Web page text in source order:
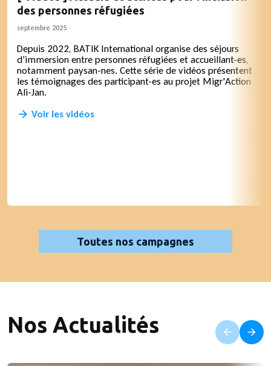
des personnes réfugiées
septembre 2025
Depuis 2022, BATIK International organise des séjours
d’immersion entre personnes réfugiées et accueillant-es,
notamment paysan-nes. Cette série de vidéos présentent
les témoignages des participant-es au projet Migr'Action
Ali-Jan.
Voir les vidéos
Toutes nos campagnes
Nos Actualités